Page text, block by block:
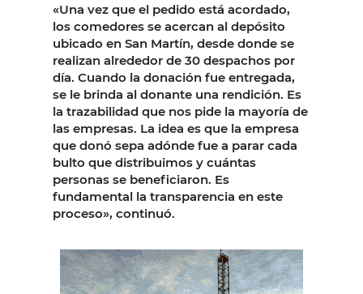
«Una vez que el pedido está acordado,
los comedores se acercan al depósito
ubicado en San Martín, desde donde se
realizan alrededor de 30 despachos por
día. Cuando la donación fue entregada,
se le brinda al donante una rendición. Es
la trazabilidad que nos pide la mayoría de
las empresas. La idea es que la empresa
que donó sepa adónde fue a parar cada
bulto que distribuimos y cuántas
personas se beneficiaron. Es
fundamental la transparencia en este
proceso», continuó.